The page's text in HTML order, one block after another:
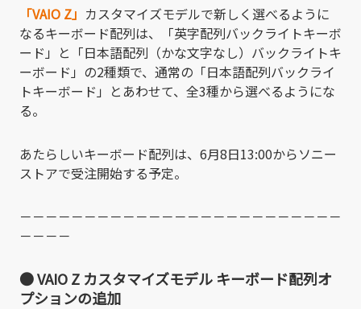
「VAIO Z」 カスタマイズモデルで新しく選べるように
なるキーボード配列は、「英字配列バックライトキーボ
ード」と「日本語配列（かな文字なし）バックライトキ
ーボード」の2種類で、通常の「日本語配列バックライ
トキーボード」とあわせて、全3種から選べるようにな
る。
あたらしいキーボード配列は、6月8日13:00からソニー
ストアで受注開始する予定。
－－－－－－－－－－－－－－－－－－－－－－－－－
－－－－
● VAIO Z カスタマイズモデル キーボード配列オ
プションの追加